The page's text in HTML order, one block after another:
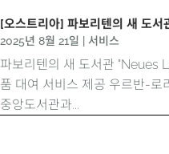
[오스트리아] 파보리텐의 새 도서
2025년 8월 21일 서비스
파보리텐의 새 도서관 "Neues
품 대여 서비스 제공 우르반-
중앙도서관과...